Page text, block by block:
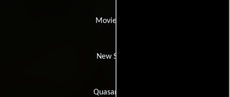
Movie Bank
New Select
Quasar Films